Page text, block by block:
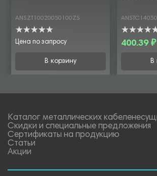
ANSZT10020050100ZS
Цена по запросу
В корзину
400.39
В
Каталог металлических
Скидки и специальные предложения
Сертификаты на продукцию
Статьи
Акции